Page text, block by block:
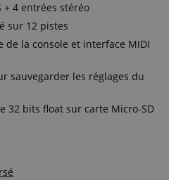
+ 4 entrées stéréo
sur 12 pistes
de la console et interface MIDI
sauvegarder les réglages du
32 bits float sur carte Micro-SD